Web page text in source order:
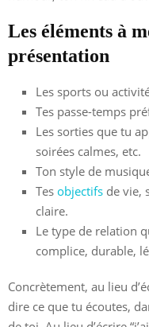
Les éléments à
présentation
Les sports ou
Tes passe-temps
Les sorties que tu
soirées calmes, etc.
Ton style de
Tes objectifs de vie,
claire.
Le type de relation
complice, durable,
Concrètement, au lieu
dire ce que tu écoutes,